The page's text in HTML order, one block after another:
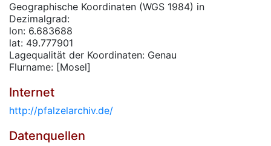
Geographische Koordinaten (WGS 1984) in
Dezimalgrad:
lon: 6.683688
lat: 49.777901
Lagequalität der Koordinaten: Genau
Flurname: [Mosel]
Internet
http://pfalzelarchiv.de/
Datenquellen